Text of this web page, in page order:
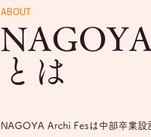
ABOUT
とは
NAGOYA Archi Fesは中部卒業